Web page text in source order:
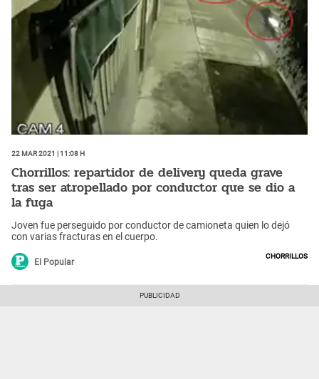
22 Mar 2021 | 11:08 h
Chorrillos: repartidor de delivery queda grave
tras ser atropellado por conductor que se dio a
la fuga
Joven fue perseguido por conductor de camioneta quien lo dejó
con varias fracturas en el cuerpo.
El Popular
Chorrillos